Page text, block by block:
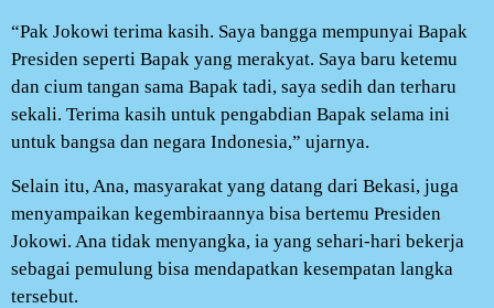
“Pak Jokowi terima kasih. Saya bangga mempunyai Bapak
Presiden seperti Bapak yang merakyat. Saya baru ketemu
dan cium tangan sama Bapak tadi, saya sedih dan terharu
sekali. Terima kasih untuk pengabdian Bapak selama ini
untuk bangsa dan negara Indonesia,” ujarnya.
Selain itu, Ana, masyarakat yang datang dari Bekasi, juga
menyampaikan kegembiraannya bisa bertemu Presiden
Jokowi. Ana tidak menyangka, ia yang sehari-hari bekerja
sebagai pemulung bisa mendapatkan kesempatan langka
tersebut.